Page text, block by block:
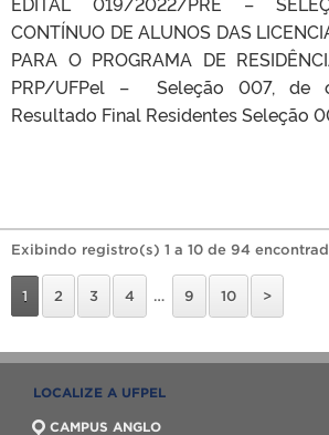
CONTÍNUO DE ALUNOS DAS
PARA O PROGRAMA DE
PRP/UFPel – Seleção 007, de
Resultado Final Residentes Seleção
Exibindo registro(s) 1 a 10 de 94
1 2 3 4 … 9 10 >
LOCALIZE A UFPEL
CAMPUS ANGLO